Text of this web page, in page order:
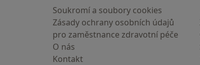
Soukromí a soubory cookies
Zásady ochrany osobních údajů
pro zaměstnance zdravotní péče
O nás
Kontakt